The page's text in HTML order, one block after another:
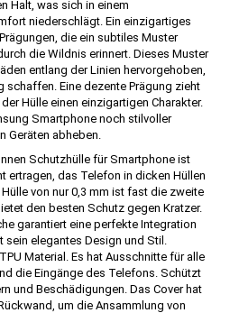
Halt, was sich in einem
niederschlägt. Ein einzigartiges
die ein subtiles Muster
die Wildnis erinnert. Dieses Muster
entlang der Linien hervorgehoben,
schaffen. Eine dezente Prägung zieht
Hülle einen einzigartigen Charakter.
Smartphone noch stilvoller
Geräten abheben.
Schutzhülle für Smartphone ist
ertragen, das Telefon in dicken Hüllen
von nur 0,3 mm ist fast die zweite
den besten Schutz gegen Kratzer.
garantiert eine perfekte Integration
elegantes Design und Stil.
Material. Es hat Ausschnitte für alle
die Eingänge des Telefons. Schützt
und Beschädigungen. Das Cover hat
um die Ansammlung von